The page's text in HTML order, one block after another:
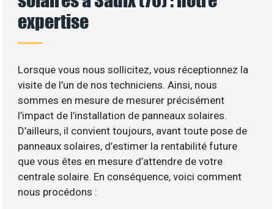
expertise
Lorsque vous nous sollicitez, vous réceptionnez la
visite de l’un de nos techniciens. Ainsi, nous
sommes en mesure de mesurer précisément
l’impact de l’installation de panneaux solaires.
D’ailleurs, il convient toujours, avant toute pose de
panneaux solaires, d’estimer la rentabilité future
que vous êtes en mesure d’attendre de votre
centrale solaire. En conséquence, voici comment
nous procédons :